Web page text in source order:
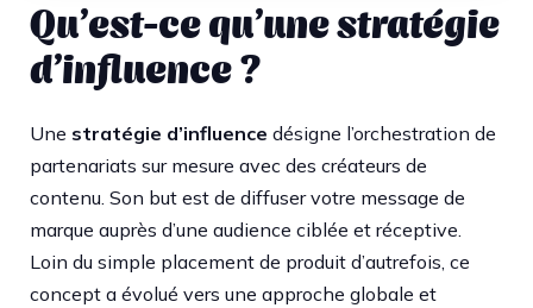
Qu’est-ce qu’une stratégie
d’influence ?
Une stratégie d’influence désigne l’orchestration de
partenariats sur mesure avec des créateurs de
contenu. Son but est de diffuser votre message de
marque auprès d’une audience ciblée et réceptive.
Loin du simple placement de produit d’autrefois, ce
concept a évolué vers une approche globale et